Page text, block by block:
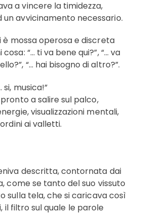
a vincere la timidezza,
avvicinamento necessario.
è mossa operosa e discreta
“… ti va bene qui?”, “… va
“… hai bisogno di altro?”.
si, musica!”
a salire sul palco,
visualizzazioni mentali,
ai valletti.
descritta, contornata dai
come se tanto del suo vissuto
sulla tela, che si caricava così
il filtro sul quale le parole